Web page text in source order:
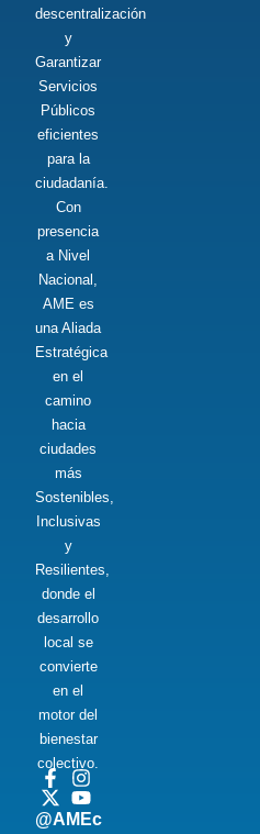
descentralización
y
Garantizar
Servicios
Públicos
eficientes
para la
ciudadanía.
Con
presencia
a Nivel
Nacional,
AME es
una Aliada
Estratégica
en el
camino
hacia
ciudades
más
Sostenibles,
Inclusivas
y
Resilientes,
donde el
desarrollo
local se
convierte
en el
motor del
bienestar
colectivo.
@AMEc